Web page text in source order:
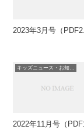
2023年3月号（
2022年11月号（